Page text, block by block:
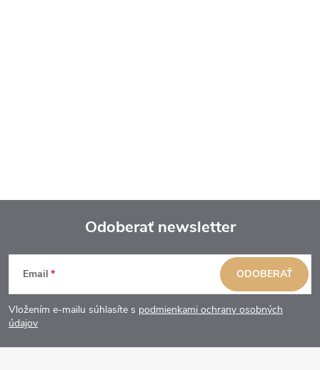
Z
á
p
Odoberať newsletter
Email
Vložením e-mailu súhlasíte s podmienkami ochrany osobných
údajov
ODOBERAŤ